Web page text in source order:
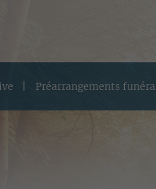
Préarrangements